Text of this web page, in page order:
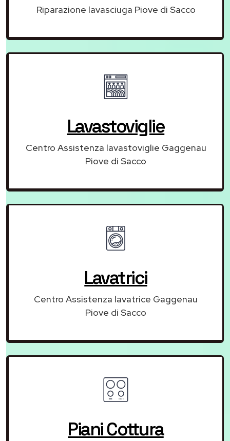
Riparazione lavasciuga Piove di Sacco
Lavastoviglie
Centro Assistenza lavastoviglie Gaggenau
Piove di Sacco
Lavatrici
Centro Assistenza lavatrice Gaggenau
Piove di Sacco
Piani Cottura